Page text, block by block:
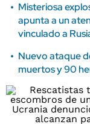
Misteriosa
apunta a un
vinculado a
Nuevo ataque
muertos y 90